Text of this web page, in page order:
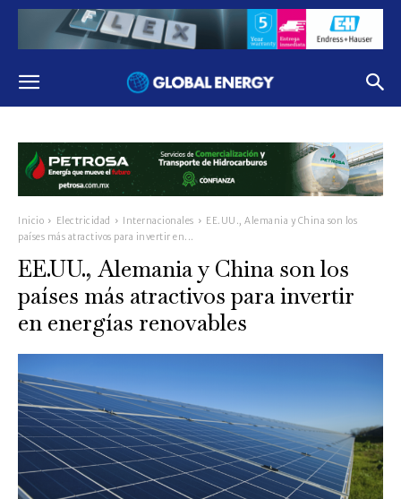
Inicio Electricidad Internacionales
EE.UU., Alemania y China son los
países más atractivos para invertir en...
EE.UU., Alemania y China son los
países más atractivos para invertir
en energías renovables